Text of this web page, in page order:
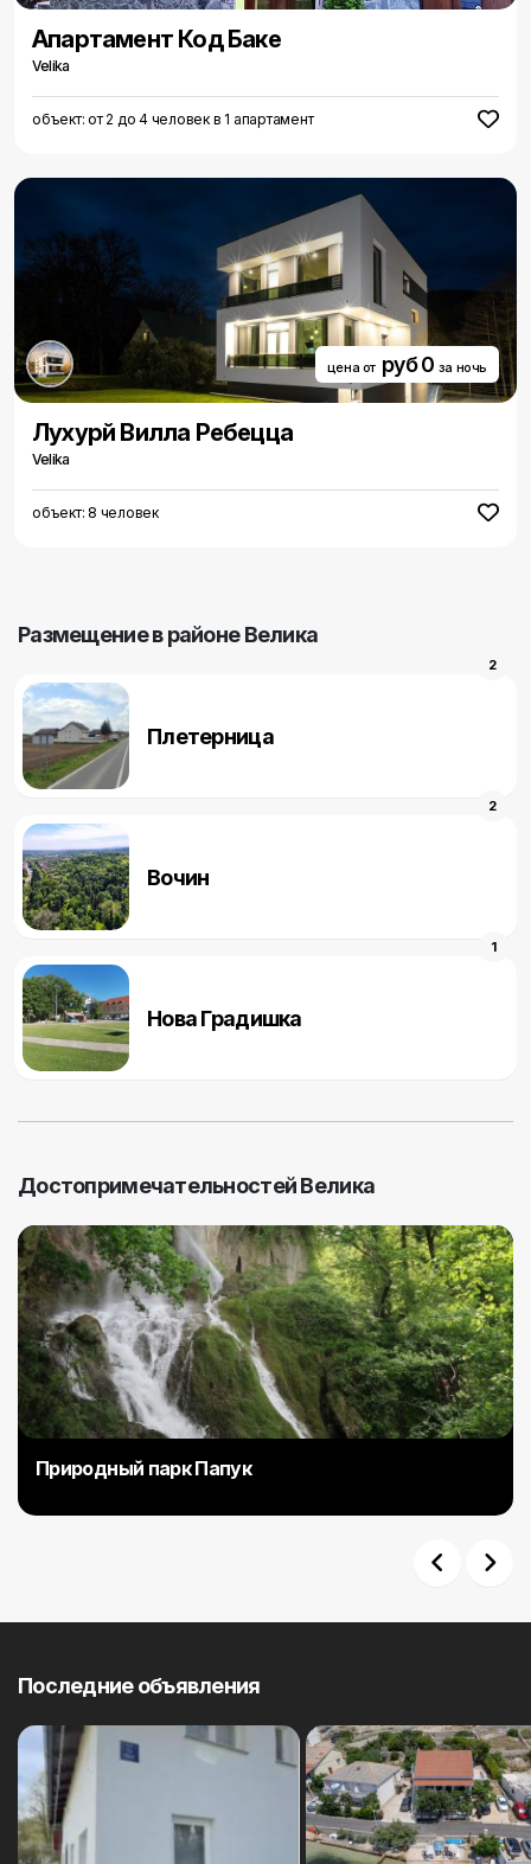
Aпартамент Код Баке
Velika
объект: от 2 до 4 человек в 1 апартамент
цена от руб 0 за ночь
Луxурй Вилла Ребецца
Velika
объект: 8 человек
Pазмещение в районе Велика
Плетерница
2
Вочин
2
Нова Градишка
1
Достопримечательностей Велика
Природный парк Папук
Последние объявления